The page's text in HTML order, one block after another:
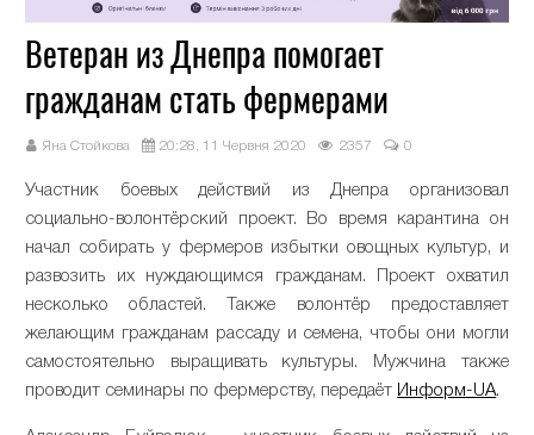
Ветеран из Днепра помогает
гражданам стать фермерами
Яна Стойкова 20:28, 11 Червня 2020 2357 0
Участник боевых действий из Днепра организовал
социально-волонтёрский проект. Во время карантина он
начал собирать у фермеров избытки овощных культур, и
развозить их нуждающимся гражданам. Проект охватил
несколько областей. Также волонтёр предоставляет
желающим гражданам рассаду и семена, чтобы они могли
самостоятельно выращивать культуры. Мужчина также
проводит семинары по фермерству, передаёт Информ-UA.